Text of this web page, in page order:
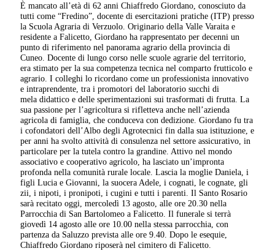
È mancato all’età di 62 anni Chiaffredo Giordano, conosciuto da
tutti come “Fredino”, docente di esercitazioni pratiche (ITP) presso
la Scuola Agraria di Verzuolo. Originario della Valle Varaita e
residente a Falicetto, Giordano ha rappresentato per decenni un
punto di riferimento nel panorama agrario della provincia di
Cuneo. Docente di lungo corso nelle scuole agrarie del territorio,
era stimato per la sua competenza tecnica nel comparto frutticolo e
agrario. I colleghi lo ricordano come un professionista innovativo
e intraprendente, tra i promotori del laboratorio succhi di
mela didattico e delle sperimentazioni sui trasformati di frutta. La
sua passione per l’agricoltura si rifletteva anche nell’azienda
agricola di famiglia, che conduceva con dedizione. Giordano fu tra
i cofondatori dell’Albo degli Agrotecnici fin dalla sua istituzione, e
per anni ha svolto attività di consulenza nel settore assicurativo, in
particolare per la tutela contro la grandine. Attivo nel mondo
associativo e cooperativo agricolo, ha lasciato un’impronta
profonda nella comunità rurale locale. Lascia la moglie Daniela, i
figli Lucia e Giovanni, la suocera Adele, i cognati, le cognate, gli
zii, i nipoti, i pronipoti, i cugini e tutti i parenti. Il Santo Rosario
sarà recitato oggi, mercoledì 13 agosto, alle ore 20.30 nella
Parrocchia di San Bartolomeo a Falicetto. Il funerale si terrà
giovedì 14 agosto alle ore 10.00 nella stessa parrocchia, con
partenza da Saluzzo prevista alle ore 9.40. Dopo le esequie,
Chiaffredo Giordano riposerà nel cimitero di Falicetto.